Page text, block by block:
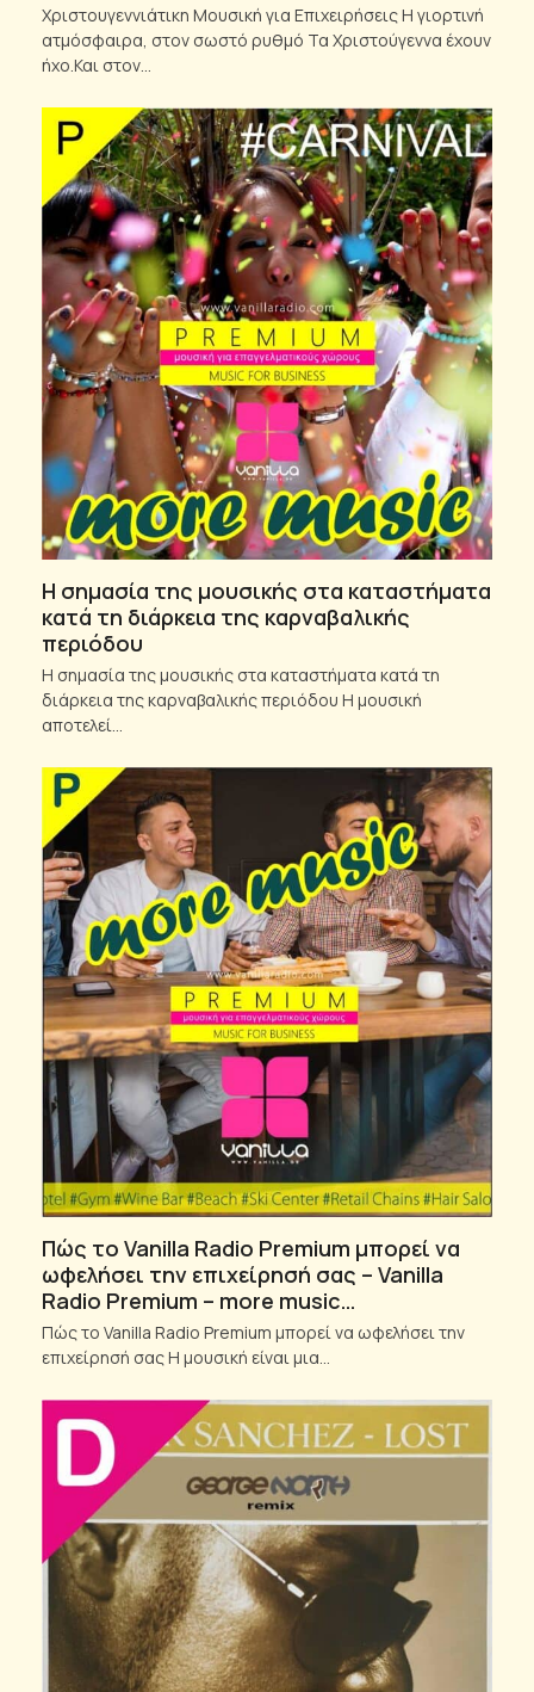
Χριστουγεννιάτικη Μουσική για Επιχειρήσεις Η γιορτινή
ατμόσφαιρα, στον σωστό ρυθμό Τα Χριστούγεννα έχουν
ήχο.Και στον…
Η σημασία της μουσικής στα καταστήματα
κατά τη διάρκεια της καρναβαλικής
περιόδου
Η σημασία της μουσικής στα καταστήματα κατά τη
διάρκεια της καρναβαλικής περιόδου Η μουσική
αποτελεί…
Πώς το Vanilla Radio Premium μπορεί να
ωφελήσει την επιχείρησή σας – Vanilla
Radio Premium – more music…
Πώς το Vanilla Radio Premium μπορεί να ωφελήσει την
επιχείρησή σας Η μουσική είναι μια…